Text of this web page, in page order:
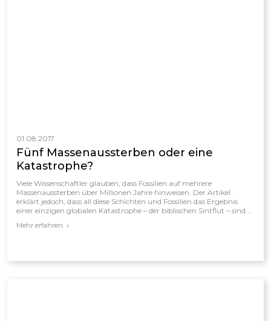
01.08.2017
Fünf Massenaussterben oder eine
Katastrophe?
Viele Wissenschaftler glauben, dass Fossilien auf mehrere
Massenaussterben über Millionen Jahre hinweisen. Der Artikel
erklärt jedoch, dass all diese Schichten und Fossilien das Ergebnis
einer einzigen globalen Katastrophe – der biblischen Sintflut – sind.
Flutwellen und geologischer Umwälzungen während des
Noahs.
Mehr erfahren